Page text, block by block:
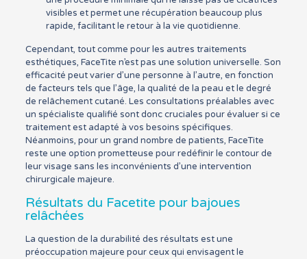
visibles et permet une récupération beaucoup plus
rapide, facilitant le retour à la vie quotidienne.
Cependant, tout comme pour les autres traitements
esthétiques, FaceTite n’est pas une solution universelle. Son
efficacité peut varier d’une personne à l’autre, en fonction
de facteurs tels que l’âge, la qualité de la peau et le degré
de relâchement cutané. Les consultations préalables avec
un spécialiste qualifié sont donc cruciales pour évaluer si ce
traitement est adapté à vos besoins spécifiques.
Néanmoins, pour un grand nombre de patients, FaceTite
reste une option prometteuse pour redéfinir le contour de
leur visage sans les inconvénients d’une intervention
chirurgicale majeure.
Résultats du Facetite pour bajoues
relâchées
La question de la durabilité des résultats est une
préoccupation majeure pour ceux qui envisagent le